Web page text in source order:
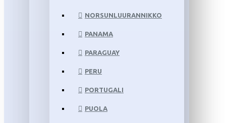
NORSUNLUURANNIKKO
PANAMA
PARAGUAY
PERU
PORTUGALI
PUOLA